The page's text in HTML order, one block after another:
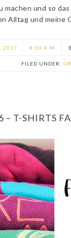
machen und so
Alltag und meine
2017 8:00 A.M.
FILED UNDER:
– T-SHIRTS